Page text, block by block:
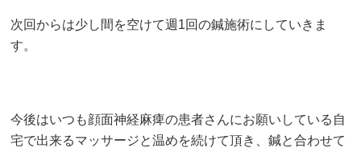
次回からは少し間を空けて週1回の鍼施術にしていきま
す。
今後はいつも顔面神経麻痺の患者さんにお願いしている自
宅で出来るマッサージと温めを続けて頂き、鍼と合わせて